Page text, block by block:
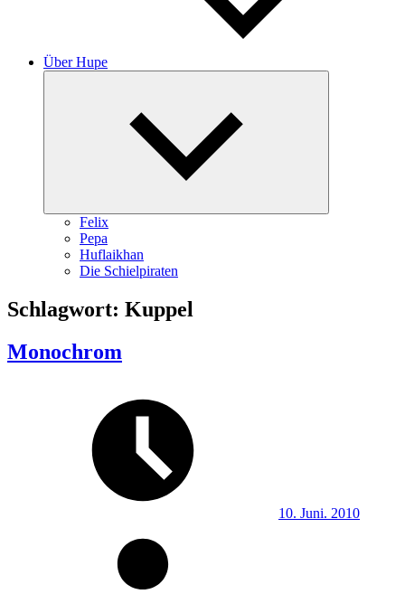
Über Hupe
Felix
Pepa
Huflaikhan
Die Schielpiraten
Schlagwort: Kuppel
Monochrom
10. Juni. 2010